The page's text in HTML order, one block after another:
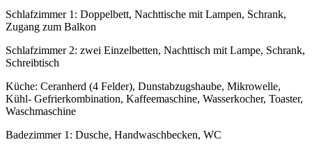
Schlafzimmer 1: Doppelbett, Nachttische mit Lampen, Schrank,
Zugang zum Balkon
Schlafzimmer 2: zwei Einzelbetten, Nachttisch mit Lampe, Schrank,
Schreibtisch
Küche: Ceranherd (4 Felder), Dunstabzugshaube, Mikrowelle,
Kühl- Gefrierkombination, Kaffeemaschine, Wasserkocher, Toaster,
Waschmaschine
Badezimmer 1: Dusche, Handwaschbecken, WC